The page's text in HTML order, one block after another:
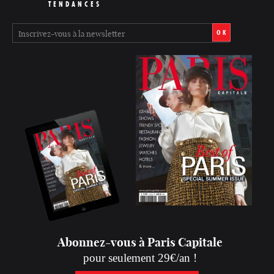
TENDANCES
OK
Abonnez-vous à Paris Capitale
pour seulement 29€/an !